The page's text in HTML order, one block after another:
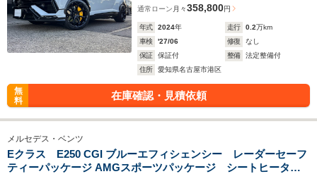
通常ローン 月々358,800円
年式 2024年 走行 0.2万km
車検
'27/06 修復
なし
保証
保証付 整備
法定整備付
住所
愛知県名古屋市港区
無
料
在庫確認・見積依頼
メルセデス・ベンツ
Eクラス E250 CGI ブルーエフィシェンシー レーダーセーフ
ティーパッケージ AMGスポーツパッケージ シートヒータ